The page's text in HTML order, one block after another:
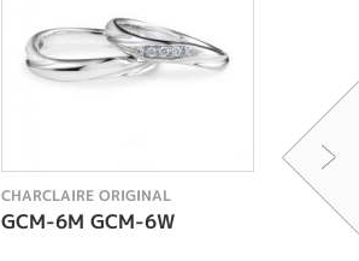
CHARCLAIRE ORIGINAL
GCM-6M GCM-6W